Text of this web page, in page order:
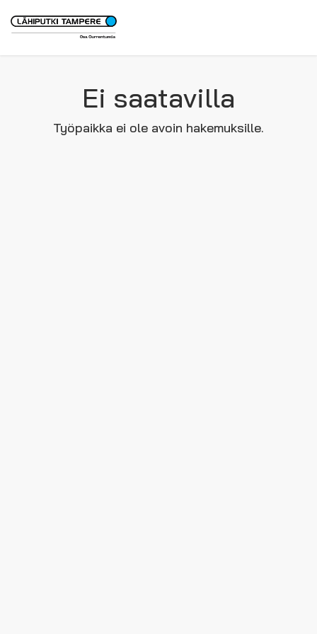
Ei saatavilla
Työpaikka ei ole avoin hakemuksille.